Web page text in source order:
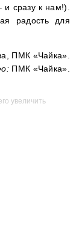
сразу к нам!).
радость для
ПМК «Чайка».
ПМК «Чайка».